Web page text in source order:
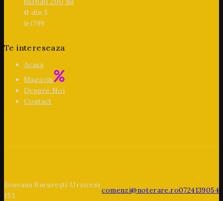
0 din 5
lei799
Te intereseaza
Acasa
Magazin
Despre Noi
Contact
Șoseaua București Urziceni
153
comenzi@noterare.ro0724139054